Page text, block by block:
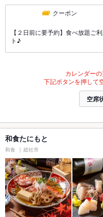
クーポン
【２日前に要予約】食べ放題ご
ト♪
カレンダーの
下記ボタンを押して
空席
和食たにもと
和食 総社市